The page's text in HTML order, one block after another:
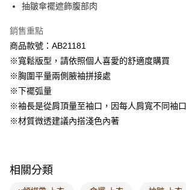
每筆NT$60，滿NT$1,000(含以上)免運費
付款後7-11取貨
每筆NT$60，滿NT$1,000(含以上)免運費
宅配
每筆NT$120，滿NT$1,000(含以上)免運費
付款後門市自取
每筆NT$60，滿NT$1,000(含以上)免運費
海外配送-其他亞洲地區
抽皺傘襬遮飾腹部肉
銷售重點
商品款號：AB21181
※寬鬆版型，請依照個人喜愛的舒適度購買
※胸圍平量兩側腋袖拼接處
※下襬弧量
※袖長是從肩頂量至袖口，因每人肩寬不同袖
※材質微透建議內搭淺色內著
相關分類